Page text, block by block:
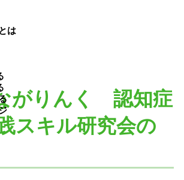
は
がりんく 認知症
スキル研究会の